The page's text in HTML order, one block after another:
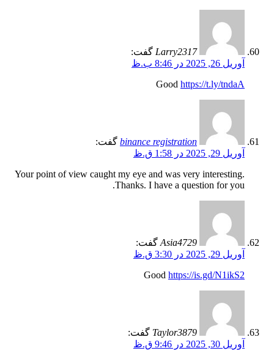
Larry2317 گفت:
آوریل 26, 2025 در 8:46 ب.ظ
Good https://t.ly/tndaA
binance registration گفت:
آوریل 29, 2025 در 1:58 ق.ظ
Your point of view caught my eye and was very interesting.
Thanks. I have a question for you.
Asia4729 گفت:
آوریل 29, 2025 در 3:30 ق.ظ
Good https://is.gd/N1ikS2
Taylor3879 گفت:
آوریل 30, 2025 در 9:46 ق.ظ